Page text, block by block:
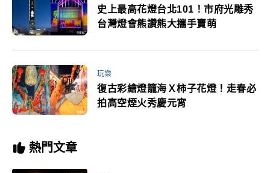
史上最高花燈台北101！市府光雕秀
台灣燈會熊讚熊大攜手賣萌
玩樂
復古彩繪燈籠海Ｘ柿子花燈！走春必
拍高空煙火秀慶元宵
熱門文章